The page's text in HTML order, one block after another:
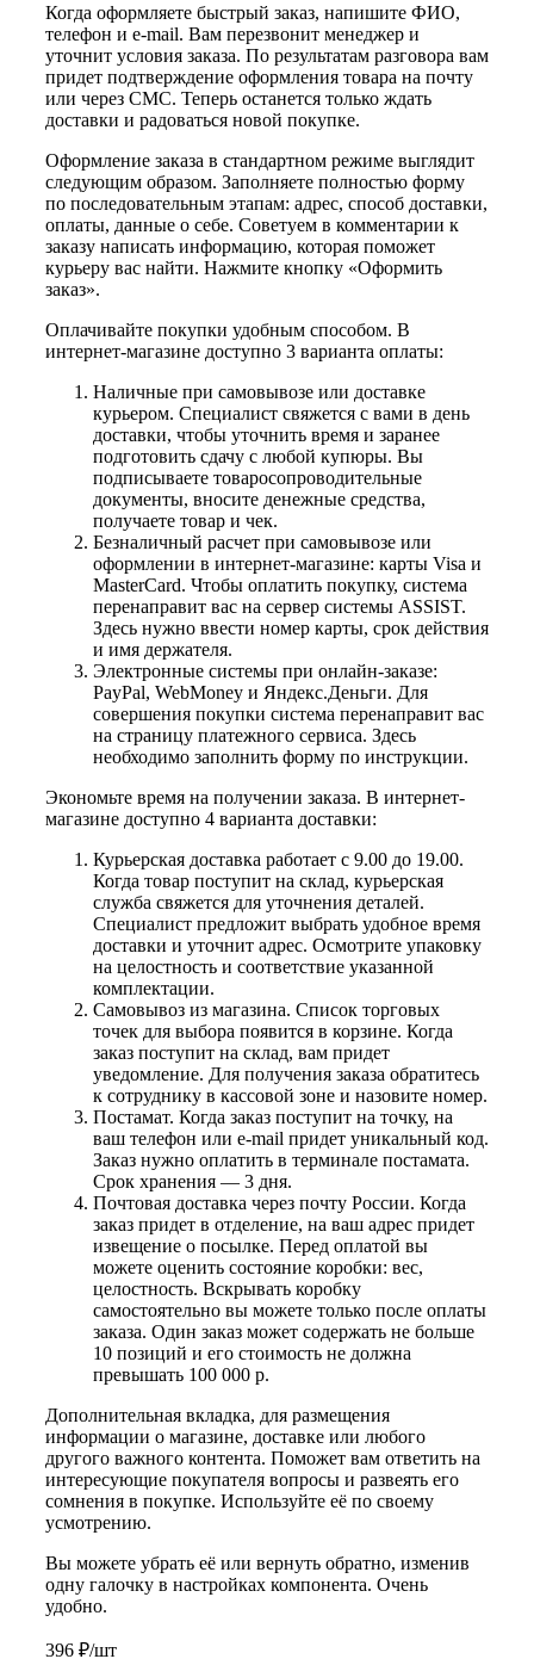
Когда оформляете быстрый заказ, напишите ФИО,
телефон и e-mail. Вам перезвонит менеджер и
уточнит условия заказа. По результатам разговора вам
придет подтверждение оформления товара на почту
или через СМС. Теперь останется только ждать
доставки и радоваться новой покупке.
Оформление заказа в стандартном режиме выглядит
следующим образом. Заполняете полностью форму
по последовательным этапам: адрес, способ доставки,
оплаты, данные о себе. Советуем в комментарии к
заказу написать информацию, которая поможет
курьеру вас найти. Нажмите кнопку «Оформить
заказ».
Оплачивайте покупки удобным способом. В
интернет-магазине доступно 3 варианта оплаты:
Наличные при самовывозе или доставке
курьером. Специалист свяжется с вами в день
доставки, чтобы уточнить время и заранее
подготовить сдачу с любой купюры. Вы
подписываете товаросопроводительные
документы, вносите денежные средства,
получаете товар и чек.
Безналичный расчет при самовывозе или
оформлении в интернет-магазине: карты Visa и
MasterCard. Чтобы оплатить покупку, система
перенаправит вас на сервер системы ASSIST.
Здесь нужно ввести номер карты, срок действия
и имя держателя.
Электронные системы при онлайн-заказе:
PayPal, WebMoney и Яндекс.Деньги. Для
совершения покупки система перенаправит вас
на страницу платежного сервиса. Здесь
необходимо заполнить форму по инструкции.
Экономьте время на получении заказа. В интернет-
магазине доступно 4 варианта доставки:
Курьерская доставка работает с 9.00 до 19.00.
Когда товар поступит на склад, курьерская
служба свяжется для уточнения деталей.
Специалист предложит выбрать удобное время
доставки и уточнит адрес. Осмотрите упаковку
на целостность и соответствие указанной
комплектации.
Самовывоз из магазина. Список торговых
точек для выбора появится в корзине. Когда
заказ поступит на склад, вам придет
уведомление. Для получения заказа обратитесь
к сотруднику в кассовой зоне и назовите номер.
Постамат. Когда заказ поступит на точку, на
ваш телефон или e-mail придет уникальный код.
Заказ нужно оплатить в терминале постамата.
Срок хранения — 3 дня.
Почтовая доставка через почту России. Когда
заказ придет в отделение, на ваш адрес придет
извещение о посылке. Перед оплатой вы
можете оценить состояние коробки: вес,
целостность. Вскрывать коробку
самостоятельно вы можете только после оплаты
заказа. Один заказ может содержать не больше
10 позиций и его стоимость не должна
превышать 100 000 р.
Дополнительная вкладка, для размещения
информации о магазине, доставке или любого
другого важного контента. Поможет вам ответить на
интересующие покупателя вопросы и развеять его
сомнения в покупке. Используйте её по своему
усмотрению.
Вы можете убрать её или вернуть обратно, изменив
одну галочку в настройках компонента. Очень
удобно.
396 ₽/шт